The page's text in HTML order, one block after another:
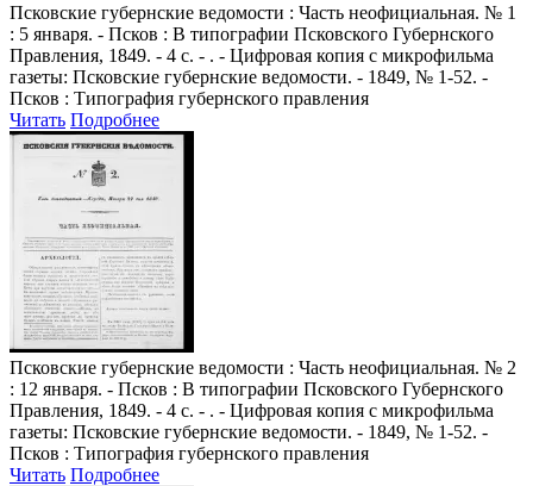
Псковские губернские ведомости : Часть неофициальная. № 1
: 5 января. - Псков : В типографии Псковского Губернского
Правления, 1849. - 4 с. - . - Цифровая копия с микрофильма
газеты: Псковские губернские ведомости. - 1849, № 1-52. -
Псков : Типография губернского правления
Читать Подробнее
Псковские губернские ведомости : Часть неофициальная. № 2
: 12 января. - Псков : В типографии Псковского Губернского
Правления, 1849. - 4 с. - . - Цифровая копия с микрофильма
газеты: Псковские губернские ведомости. - 1849, № 1-52. -
Псков : Типография губернского правления
Читать Подробнее